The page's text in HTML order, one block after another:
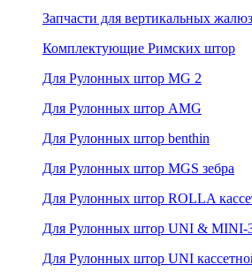
Запчасти для вертикальных
Комплектующие Римских штор
Для Рулонных штор MG 2
Для Рулонных штор AMG
Для Рулонных штор benthin
Для Рулонных штор MGS зебра
Для Рулонных штор ROLLA
Для Рулонных штор UNI & MINI-
Для Рулонных штор UNI